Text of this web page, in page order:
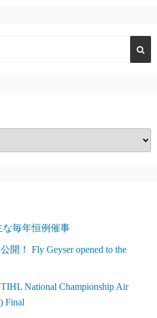
な毎年恒例催事
開！ Fly Geyser opened to the
National Championship Air
Final